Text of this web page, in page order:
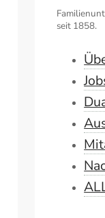
seit 1858.